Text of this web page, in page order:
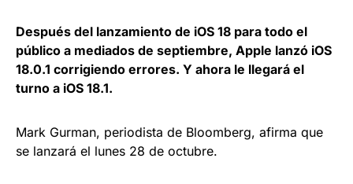
Después del lanzamiento de iOS 18 para todo el
público a mediados de septiembre, Apple lanzó iOS
18.0.1 corrigiendo errores. Y ahora le llegará el
turno a iOS 18.1.
Mark Gurman, periodista de Bloomberg, afirma que
se lanzará el lunes 28 de octubre.